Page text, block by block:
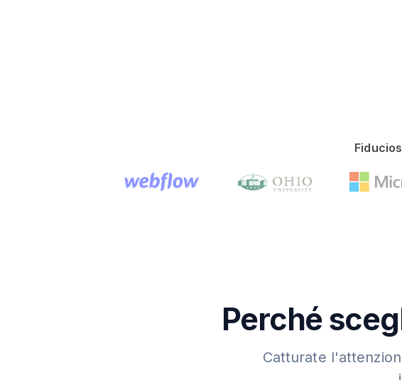
Perché
Catturate